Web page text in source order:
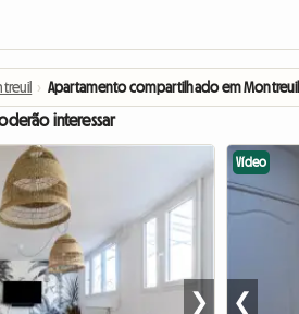
› Apartamento compartilhado em Montreuil
interessar
❯
Vídeo
❮